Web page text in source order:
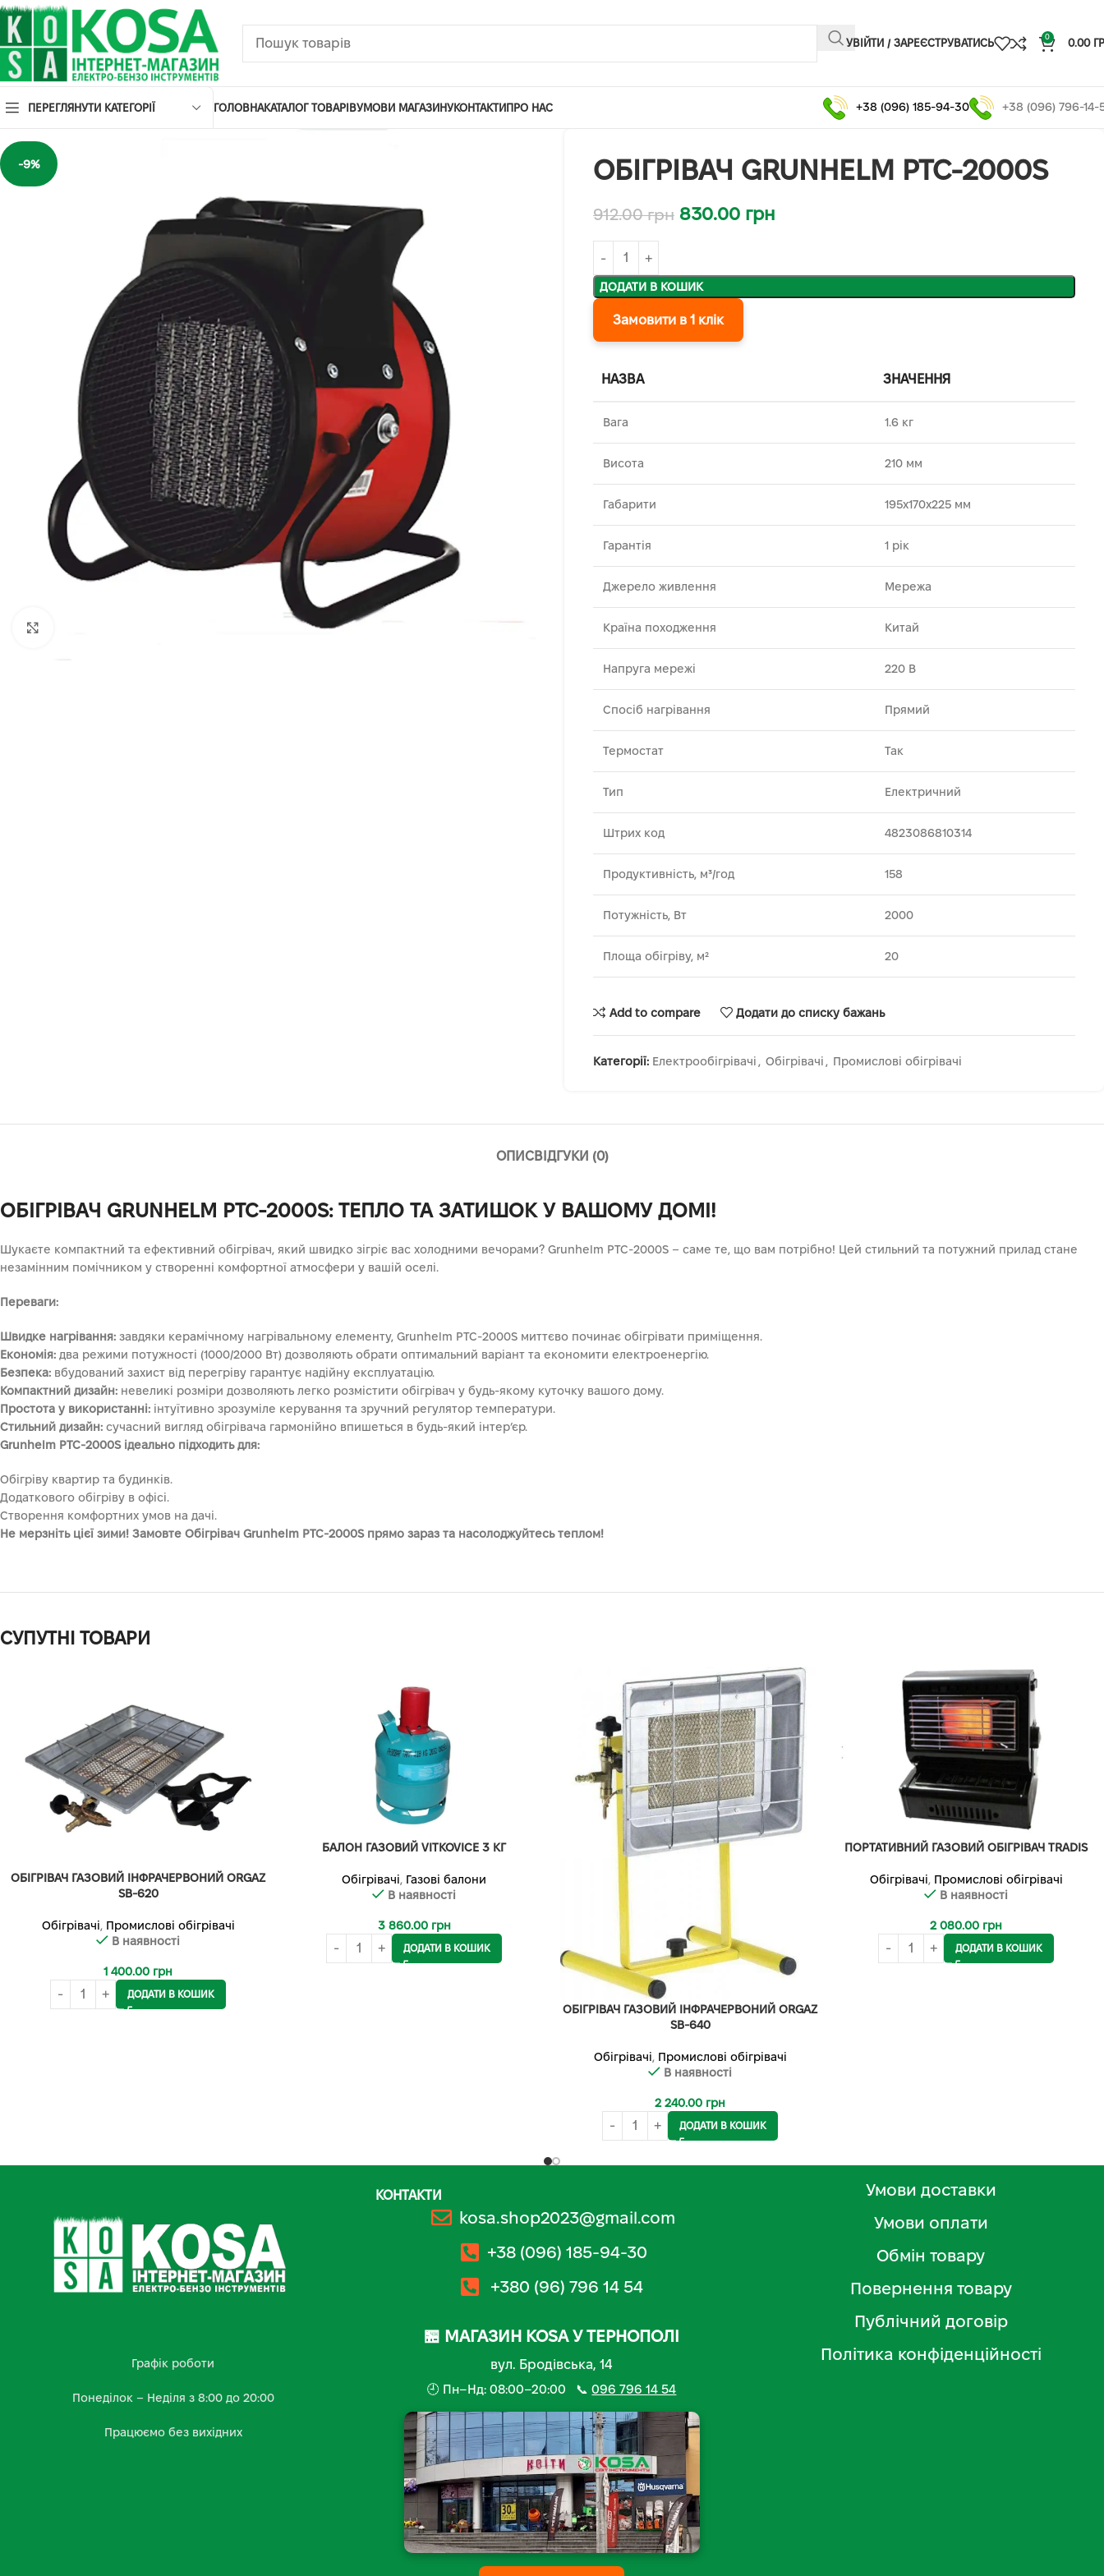
УВІЙТИ / ЗАРЕЄСТРУВАТИСЬ
0
0.00
ПЕРЕГЛЯНУТИ КАТЕГОРІЇ ГОЛОВНАКАТАЛОГ ТОВАРІВУМОВИ МАГАЗИНУКОНТАКТИПРО НАС +38 (096) 185-94-30 +38 (096) 796-14-
-9% ОБІГРІВАЧ GRUNHELM PTC-2000S
912.00грн 830.00 грн
ДОДАТИ В КОШИК
Замовити в 1 клік
НАЗВА ЗНАЧЕННЯ
Вага 1.6 кг
Висота 210 мм
Габарити 195х170х225 мм
Гарантія 1 рік
Джерело живлення Мережа
Країна походження Китай
Напруга мережі 220 В
Спосіб нагрівання Прямий
Термостат Так
Тип Електричний
Штрих код 4823086810314
Продуктивність, м³/год 158
Потужність, Вт 2000
Площа обігріву, м² 20
Add to compare Додати до списку бажань
Категорії: Електрообігрівачі , Обігрівачі , Промислові обігрівачі
ОПИСВІДГУКИ (0)
ОБІГРІВАЧ GRUNHELM PTC-2000S: ТЕПЛО ТА ЗАТИШОК У ВАШОМУ ДОМІ!
Шукаєте компактний та ефективний обігрівач, який швидко зігріє вас холодними вечорами? Grunhelm PTC-2000S – саме те, що вам потрібно! Цей стильний та потужний прилад стане
незамінним помічником у створенні комфортної атмосфери у вашій оселі.
Переваги:
Швидке нагрівання: завдяки керамічному нагрівальному елементу, Grunhelm PTC-2000S миттєво починає обігрівати приміщення.
Економія: два режими потужності (1000/2000 Вт) дозволяють обрати оптимальний варіант та економити електроенергію.
Безпека: вбудований захист від перегріву гарантує надійну експлуатацію.
Компактний дизайн: невеликі розміри дозволяють легко розмістити обігрівач у будь-якому куточку вашого дому.
Простота у використанні: інтуїтивно зрозуміле керування та зручний регулятор температури.
Стильний дизайн: сучасний вигляд обігрівача гармонійно впишеться в будь-який інтер’єр.
Grunhelm PTC-2000S ідеально підходить для:
Обігріву квартир та будинків.
Додаткового обігріву в офісі.
Створення комфортних умов на дачі.
Не мерзніть цієї зими! Замовте Обігрівач Grunhelm PTC-2000S прямо зараз та насолоджуйтесь теплом!
СУПУТНІ ТОВАРИ
ОБІГРІВАЧ ГАЗОВИЙ ІНФРАЧЕРВОНИЙ ORGAZ
SB-620
Обігрівачі, Промислові обігрівачі
В наявності
1 400.00 грн
ДОДАТИ В КОШИК
БАЛОН ГАЗОВИЙ VITKOVICE 3 КГ
Обігрівачі, Газові балони
В наявності
3 860.00 грн
ДОДАТИ В КОШИК
ОБІГРІВАЧ ГАЗОВИЙ ІНФРАЧЕРВОНИЙ ORGAZ
SB-640
Обігрівачі, Промислові обігрівачі
В наявності
2 240.00 грн
ДОДАТИ В КОШИК
ПОРТАТИВНИЙ ГАЗОВИЙ ОБІГРІВАЧ TRADIS
Обігрівачі, Промислові обігрівачі
В наявності
2 080.00 грн
ДОДАТИ В КОШИК
Графік роботи
Понеділок – Неділя з 8:00 до 20:00
Працюємо без вихідних
КОНТАКТИ
kosa.shop2023@gmail.com
+38 (096) 185-94-30
+380 (96) 796 14 54
🏪 МАГАЗИН KOSA У ТЕРНОПОЛІ
вул. Бродівська, 14
🕘 Пн–Нд: 08:00–20:00 📞096 796 14 54
Умови доставки
Умови оплати
Обмін товару
Повернення товару
Публічний договір
Політика конфіденційності